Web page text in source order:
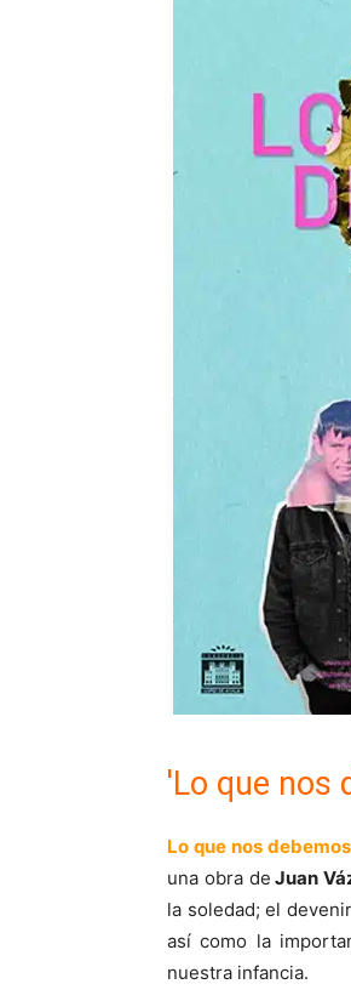
'Lo que nos
Lo que nos debemos
una obra de Juan
la soledad; el
así como la
nuestra infancia.